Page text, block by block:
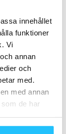
innehållet
funktioner
Vi
annan
och
med.
med annan
de har